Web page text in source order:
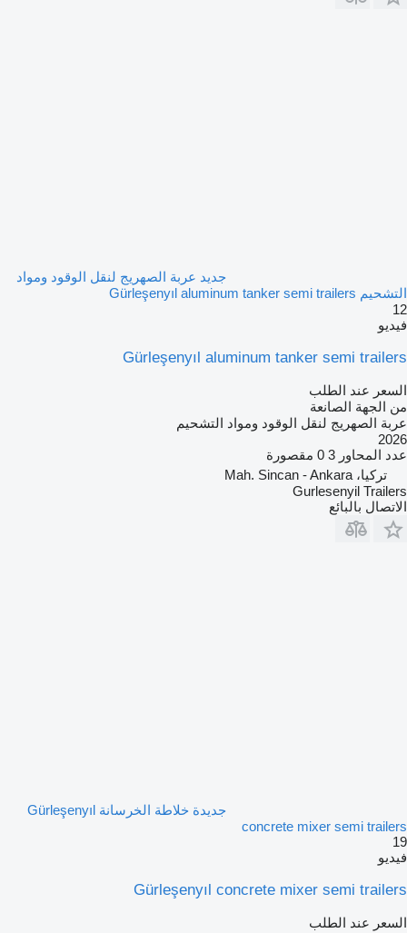
جديد عربة الصهريج لنقل الوقود ومواد
التشحيم Gürleşenyıl aluminum tanker semi trailers
12
فيديو
Gürleşenyıl aluminum tanker semi trailers
السعر عند الطلب
من الجهة الصانعة
عربة الصهريج لنقل الوقود ومواد التشحيم
2026
عدد المحاور 3 0 مقصورة
تركيا، Mah. Sincan - Ankara
Gurlesenyil Trailers
الاتصال بالبائع
جديدة خلاطة الخرسانة Gürleşenyıl
concrete mixer semi trailers
19
فيديو
Gürleşenyıl concrete mixer semi trailers
السعر عند الطلب